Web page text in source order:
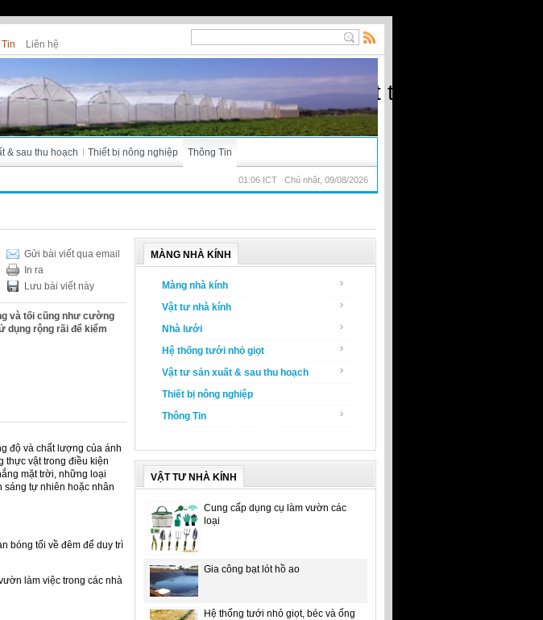
Liên hệ
- Bà Lài (Đà Lạt) - Nhà kính, vật tư nông nghiệp
& sau thu hoạch Thiết bị nông nghiệp Thông Tin
01:06 ICT Chủ nhật, 09/08/2026
Gửi bài viết qua email
In ra
Lưu bài viết này
và tối cũng như cường
dụng rộng rãi để kiểm
độ và chất lượng của ánh
thực vật trong điều kiện
mặt trời, những loại
sáng tự nhiên hoặc nhân
bóng tối về đêm để duy trì
làm việc trong các nhà
MÀNG NHÀ KÍNH
Màng nhà kính
Vật tư nhà kính
Nhà lưới
Hệ thống tưới nhỏ giọt
Vật tư sản xuất & sau thu hoạch
Thiết bị nông nghiệp
Thông Tin
VẬT TƯ NHÀ KÍNH
Cung cấp dụng cụ làm vườn các
loại
Gia công bạt lót hồ ao
Hệ thống tưới nhỏ giọt, béc và ống